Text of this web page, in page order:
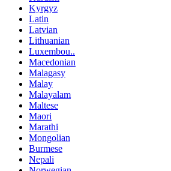
Kyrgyz
Latin
Latvian
Lithuanian
Luxembou..
Macedonian
Malagasy
Malay
Malayalam
Maltese
Maori
Marathi
Mongolian
Burmese
Nepali